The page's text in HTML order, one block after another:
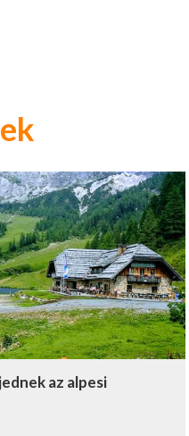
az alpesi